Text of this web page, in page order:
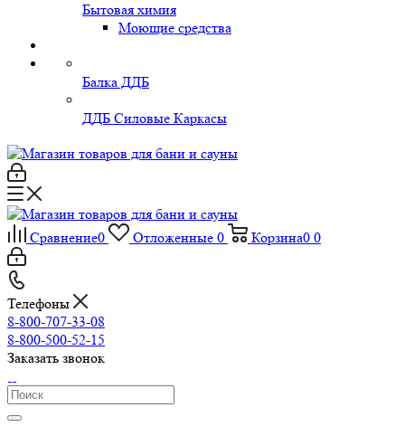
Бытовая химия
Моющие средства
Балка ДДБ
ДДБ Силовые Каркасы
Сравнение0 Отложенные 0 Корзина0 0
Телефоны
8-800-707-33-08
8-800-500-52-15
Заказать звонок